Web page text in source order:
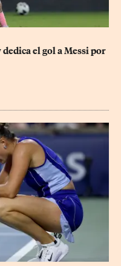
el gol a Messi por